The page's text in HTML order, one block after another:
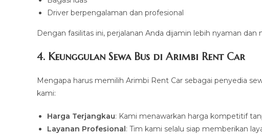
Driver berpengalaman dan profesional
Dengan fasilitas ini, perjalanan Anda dijamin lebih nyaman dan
4. Keunggulan Sewa Bus di Arimbi Rent Car
Mengapa harus memilih Arimbi Rent Car sebagai penyedia
kami:
Harga Terjangkau: Kami menawarkan harga kompetitif
Layanan Profesional: Tim kami selalu siap memberikan